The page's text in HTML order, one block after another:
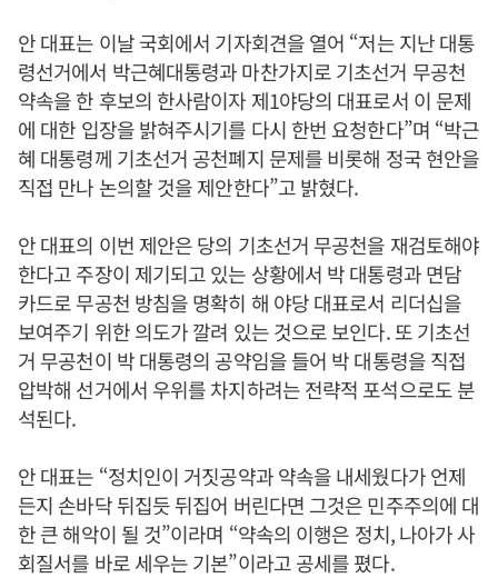
안 대표는 이날 국회에서 기자회견을 열어 “저는 지난 대통
령선거에서 박근혜대통령과 마찬가지로 기초선거 무공천
약속을 한 후보의 한사람이자 제1야당의 대표로서 이 문제
에 대한 입장을 밝혀주시기를 다시 한번 요청한다”며 “박근
혜 대통령께 기초선거 공천폐지 문제를 비롯해 정국 현안을
직접 만나 논의할 것을 제안한다”고 밝혔다.
안 대표의 이번 제안은 당의 기초선거 무공천을 재검토해야
한다고 주장이 제기되고 있는 상황에서 박 대통령과 면담
카드로 무공천 방침을 명확히 해 야당 대표로서 리더십을
보여주기 위한 의도가 깔려 있는 것으로 보인다. 또 기초선
거 무공천이 박 대통령의 공약임을 들어 박 대통령을 직접
압박해 선거에서 우위를 차지하려는 전략적 포석으로도 분
석된다.
안 대표는 “정치인이 거짓공약과 약속을 내세웠다가 언제
든지 손바닥 뒤집듯 뒤집어 버린다면 그것은 민주주의에 대
한 큰 해악이 될 것”이라며 “약속의 이행은 정치, 나아가 사
회질서를 바로 세우는 기본”이라고 공세를 폈다.